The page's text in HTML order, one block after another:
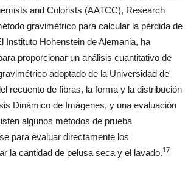
and Colorists (AATCC), Research
gravimétrico para calcular la pérdida de
Instituto Hohenstein de Alemania, ha
proporcionar un análisis cuantitativo de
adoptado de la Universidad de
recuento de fibras, la forma y la distribución
Dinámico de Imágenes, y una evaluación
algunos métodos de prueba
para evaluar directamente los
la cantidad de pelusa seca y el lavado.17